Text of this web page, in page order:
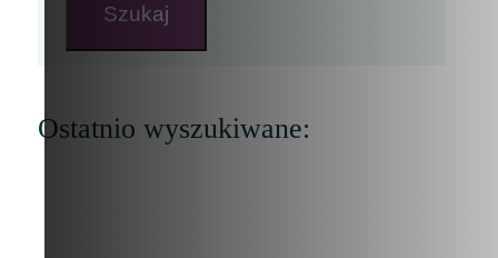
Szukaj
Ostatnio wyszukiwane: